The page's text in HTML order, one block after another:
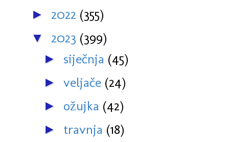
► 2022 (355)
▼ 2023 (399)
► siječnja (45)
► veljače (24)
► ožujka (42)
► travnja (18)